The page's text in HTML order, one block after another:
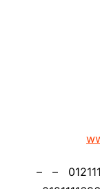
موبايل: 01211116954 – – 01211116956 – –